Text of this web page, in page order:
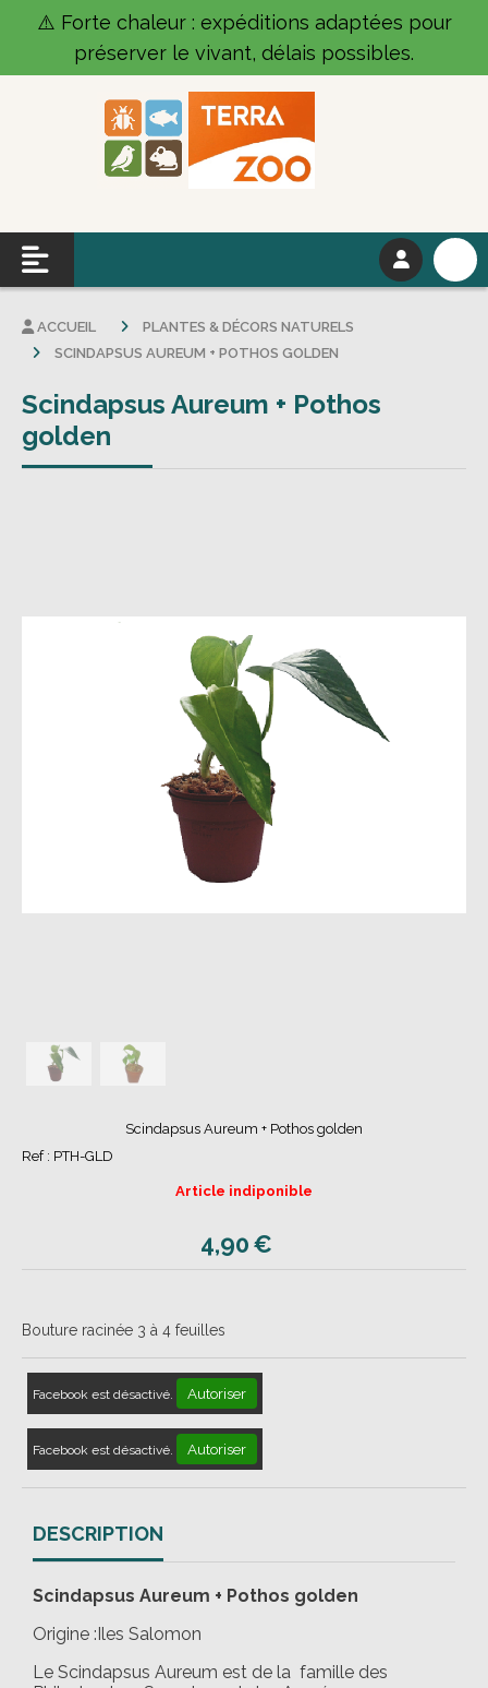
⚠️ Forte chaleur : expéditions adaptées pour
préserver le vivant, délais possibles.
ACCUEIL
PLANTES & DÉCORS NATURELS
SCINDAPSUS AUREUM + POTHOS GOLDEN
Scindapsus Aureum + Pothos
golden
Scindapsus Aureum + Pothos golden
Ref : PTH-GLD
4,90€
Article indiponible
Bouture racinée 3 à 4 feuilles
Facebook est désactivé. Autoriser
Facebook est désactivé. Autoriser
DESCRIPTION
Scindapsus Aureum + Pothos golden
Origine :Iles Salomon
Le Scindapsus Aureum est de la famille des